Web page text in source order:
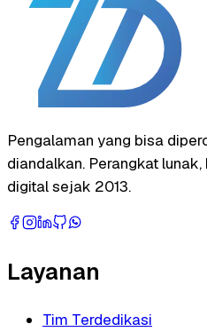
Pengalaman yang bisa
diandalkan. Perangkat
digital sejak 2013.
Layanan
Tim Terdedikasi